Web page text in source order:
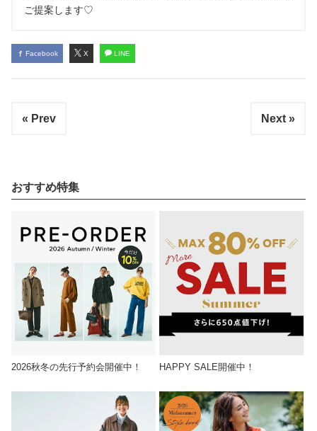
ご提案します♡
Facebook X LINE
« Prev Next »
おすすめ特集
2026秋冬の先行予約会開催中！ HAPPY SALE開催中！